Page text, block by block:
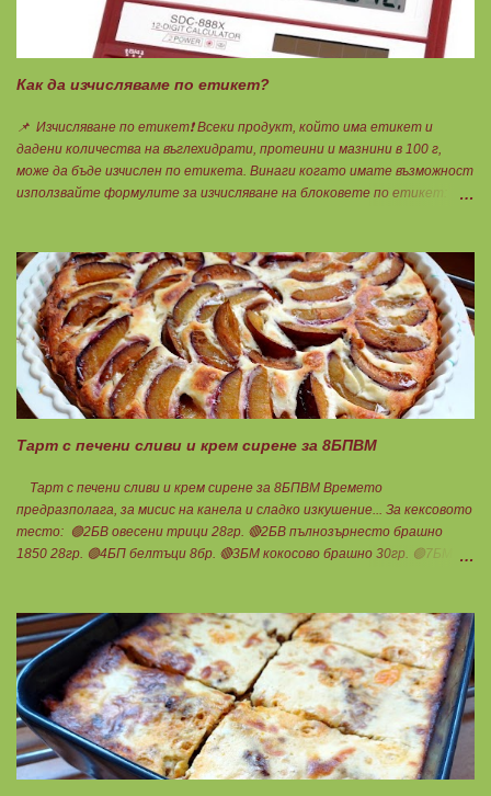
Как да изчисляваме по етикет?
📌 Изчисляване по етикет❗ Всеки продукт, който има етикет и
дадени количества на въглехидрати, протеини и мазнини в 100 г,
може да бъде изчислен по етикета. Винаги когато имате възможност
използвайте формулите за изчисляване на блоковете по етикет:
въглехидрати в 100 г = количеството въглехидрати за 1 блок.
Мазнини: 150 : количеството мазнини в 100 г продукт = мазнините за
1 блок.
Тарт с печени сливи и крем сирене за 8БПВМ
Тарт с печени сливи и крем сирене за 8БПВМ Времето
предразполага, за мисис на канела и сладко изкушение... За кексовото
тесто: 🟢2БВ овесени трици 28гр. 🔴2БВ пълнозърнесто брашно
1850 28гр. 🟢4БП белтъци 8бр. 🔴3БМ кокосово брашно 30гр. 🟢7БМ
добре и се оставя на страна да набъбне. За чийз крема: 🟢3БП
обезмаслено крем сирене Кауфланд 200гр. + 1 равна с.л скир 🟠1БП
яйце 1бр. Ванилия Не подслаждам! За отгоре: 🟢4БВ сини сливи
360гр. Канела Мазнините са удвоени за белтъците и крем сиренето!
В голяма силиконова форма за тарт, разпределих така: 🥧1- ви слой
от кексово тесто 🥧2- ри слой чийз крем 🥧3- ти слой нарязани сини
сливи Канелата поръсих след изпичане, за да не е много натрапчива и
в голямо количество. Сладкиша изпекох в загрята фурна на 180